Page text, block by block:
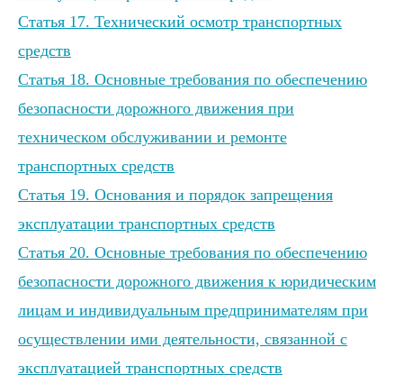
Статья 17. Технический осмотр транспортных
средств
Статья 18. Основные требования по обеспечению
безопасности дорожного движения при
техническом обслуживании и ремонте
транспортных средств
Статья 19. Основания и порядок запрещения
эксплуатации транспортных средств
Статья 20. Основные требования по обеспечению
безопасности дорожного движения к юридическим
лицам и индивидуальным предпринимателям при
осуществлении ими деятельности, связанной с
эксплуатацией транспортных средств